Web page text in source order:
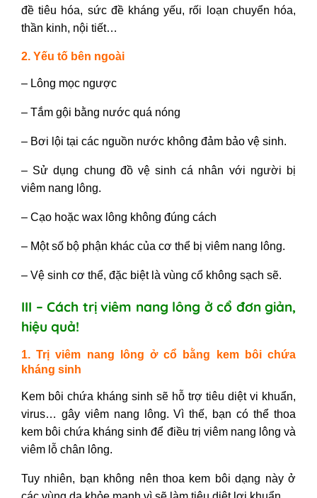
đề tiêu hóa, sức đề kháng yếu, rối loạn chuyển hóa,
thần kinh, nội tiết…
2. Yếu tố bên ngoài
– Lông mọc ngược
– Tắm gội bằng nước quá nóng
– Bơi lội tại các nguồn nước không đảm bảo vệ sinh.
– Sử dụng chung đồ vệ sinh cá nhân với người bị
viêm nang lông.
– Cạo hoặc wax lông không đúng cách
– Một số bộ phận khác của cơ thể bị viêm nang lông.
– Vệ sinh cơ thể, đặc biệt là vùng cổ không sạch sẽ.
III – Cách trị viêm nang lông ở cổ đơn giản,
hiệu quả!
1. Trị viêm nang lông ở cổ bằng kem bôi chứa
kháng sinh
Kem bôi chứa kháng sinh sẽ hỗ trợ tiêu diệt vi khuẩn,
virus… gây viêm nang lông. Vì thế, bạn có thể thoa
kem bôi chứa kháng sinh để điều trị viêm nang lông và
viêm lỗ chân lông.
Tuy nhiên, bạn không nên thoa kem bôi dạng này ở